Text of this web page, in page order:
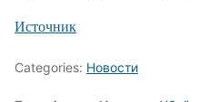
Источник
Categories: Новости